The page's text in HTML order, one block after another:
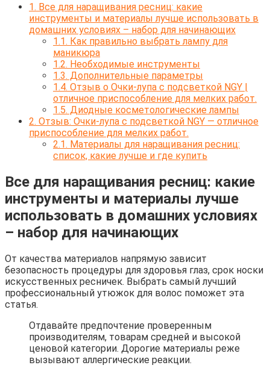
1. Все для наращивания ресниц: какие
инструменты и материалы лучше использовать в
домашних условиях – набор для начинающих
1.1. Как правильно выбрать лампу для
маникюра
1.2. Необходимые инструменты
1.3. Дополнительные параметры
1.4. Отзыв о Очки-лупа с подсветкой NGY |
отличное приспособление для мелких работ.
1.5. Диодные косметологические лампы
2. Отзыв: Очки-лупа с подсветкой NGY — отличное
приспособление для мелких работ.
2.1. Материалы для наращивания ресниц:
список, какие лучше и где купить
Все для наращивания ресниц: какие
инструменты и материалы лучше
использовать в домашних условиях
– набор для начинающих
От качества материалов напрямую зависит
безопасность процедуры для здоровья глаз, срок носки
искусственных ресничек. Выбрать самый лучший
профессиональный утюжок для волос поможет эта
статья.
Отдавайте предпочтение проверенным
производителям, товарам средней и высокой
ценовой категории. Дорогие материалы реже
вызывают аллергические реакции.